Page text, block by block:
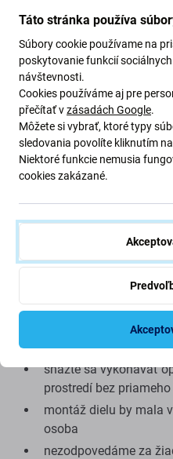
potrebujete, aby vaše
poškodenia.
Kvalita náhradných dielov
Kvalita: Originálny servisný
originálny diel, tj dodaný
diel je najvyššej možnej
identický s tým, ktorý je v
sa kvalite venujeme
Na montáž alebo
náradie, ktoré nájdete
pri montáži dávajte
pred montážou
snažte sa vykonávať
prostredí bez
montáž dielu by mala
osoba
nezodpovedáme za
Táto stránka používa
Súbory cookie používame na
poskytovanie funkcií
návštevnosti.
Cookies používáme aj pre
přečítať vzásadách Google.
Môžete si vybrať, ktoré typy
sledovania povolíte kliknutím
Niektoré funkcie nemusia
cookies zakázané.